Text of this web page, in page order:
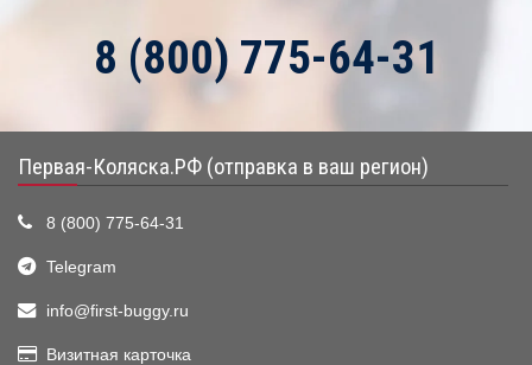
8 (800) 775-64-31
Первая-Коляска.РФ (отправка в ваш регион)
8 (800) 775-64-31
Telegram
info@first-buggy.ru
Визитная карточка